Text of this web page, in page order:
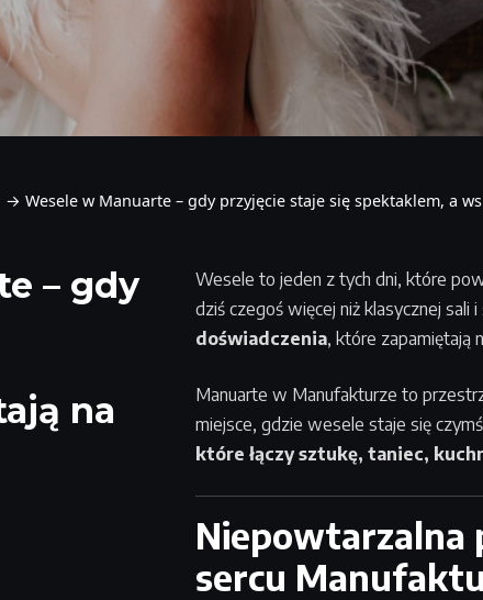
→ Wesele w Manuarte – gdy przyjęcie staje się spektaklem, a
– gdy
na
Wesele to jeden z tych dni, które
dziś czegoś więcej niż klasycznej sali
doświadczenia, które zapamiętają
Manuarte w Manufakturze to
miejsce, gdzie wesele staje się
które łączy sztukę, taniec,
Niepowtarzalna
sercu